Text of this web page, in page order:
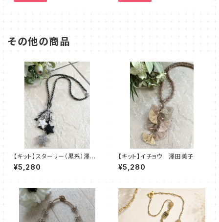
その他の商品
【キット】スターリー（黒系）澤田
美子
¥5,280
【キット】イチョウ 澤田美子
¥5,280